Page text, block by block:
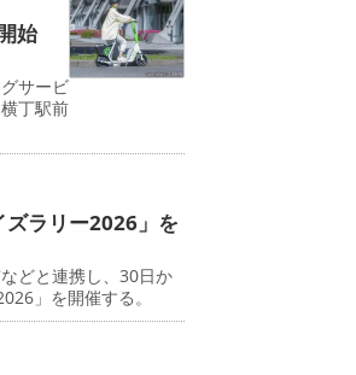
始
サービ
丁駅前
ラリー2026」を
どと連携し、30日か
」を開催する。